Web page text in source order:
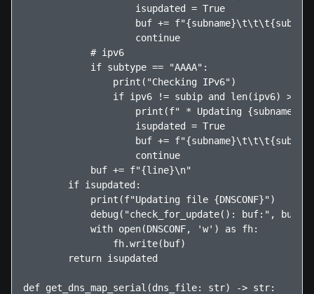
                    isupdated = True
buf +=
                    continue
            # ipv6
            if subtype == "AAAA":
                print("Checking IPv6")
                if ipv6 != subip and len(ipv6) > 0:
print(f" * Updating {subname}
                    isupdated = True
buf +=
                    continue
            buf += f"{line}\n"
        if isupdated:
            print(f"Updating file {DNSCONF}")
            debug("check_for_update(): buf:", buf)
            with open(DNSCONF, 'w') as fh:
                fh.write(buf)
        return isupdated
def get_dns_map_serial(dns_file: str) -> str: